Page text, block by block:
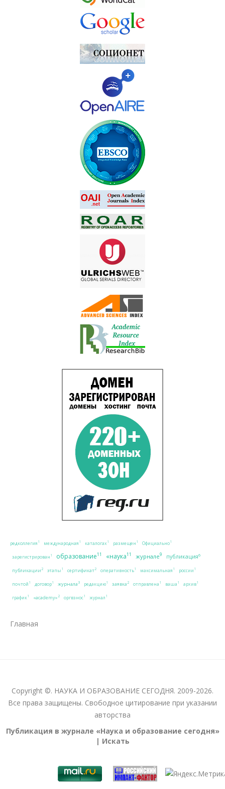
редколлегия 1 международная 1 каталогах 1 размещен 1 Официально1
зарегистрирован 1 образование11 «наука11 журнале9 публикация6
публикации2 этапы 1 сертификат2 оперативность1 максимальная 1 россии 1
почтой 1 договор1 журнала3 редакцию1 заявка2 отправлена 1 ваша 1 архив1
график1 «academy»2 оргвзнос1 журнал 1
Главная
Copyright ©. НАУКА И ОБРАЗОВАНИЕ СЕГОДНЯ. 2009-2026.
Все права защищены. Свободное цитирование при указании
авторства
Публикация в журнале «Наука и образование сегодня»
| Искать